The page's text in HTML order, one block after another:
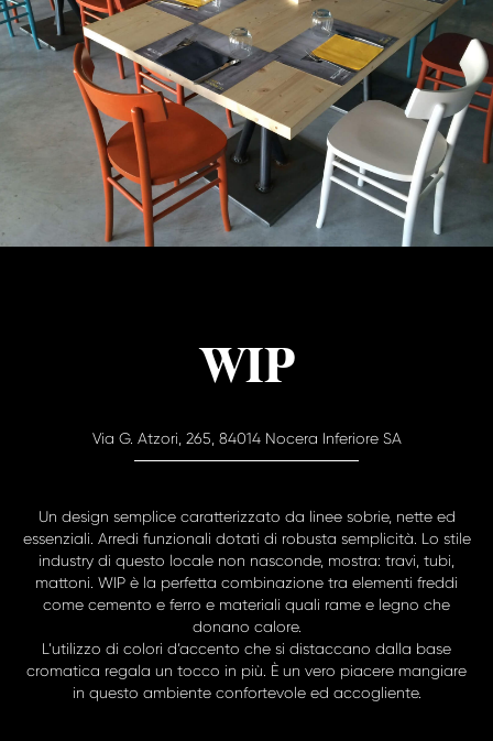
WIP
Via G. Atzori, 265, 84014 Nocera Inferiore SA
Un design semplice caratterizzato da linee sobrie, nette ed
essenziali. Arredi funzionali dotati di robusta semplicità. Lo stile
industry di questo locale non nasconde, mostra: travi, tubi,
mattoni. WIP è la perfetta combinazione tra elementi freddi
come cemento e ferro e materiali quali rame e legno che
donano calore.
L’utilizzo di colori d’accento che si distaccano dalla base
cromatica regala un tocco in più. È un vero piacere mangiare
in questo ambiente confortevole ed accogliente.